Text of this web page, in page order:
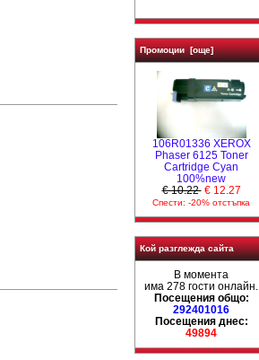
Промоции [още]
106R01336 XEROX
Phaser 6125 Toner
Cartridge Cyan
100%new
€ 10.22 € 12.27
Спести: -20% отстъпка
Кой разглежда сайта
В момента
има 278 гости онлайн.
Посещения общо:
292401016
Посещения днес:
49894